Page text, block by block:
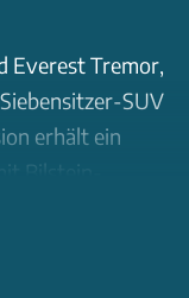
Everest Tremor,
SUV
erhält ein
Bilstein-
bekannte 3,0-